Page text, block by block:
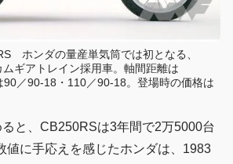
ホンダの量産単気筒では初となる、
ギアトレイン採用車。軸間距離は
／90-18・110／90-18。登場時の価格は
ると、CB250RSは3年間で2万5000台
値に手応えを感じたホンダは、1983